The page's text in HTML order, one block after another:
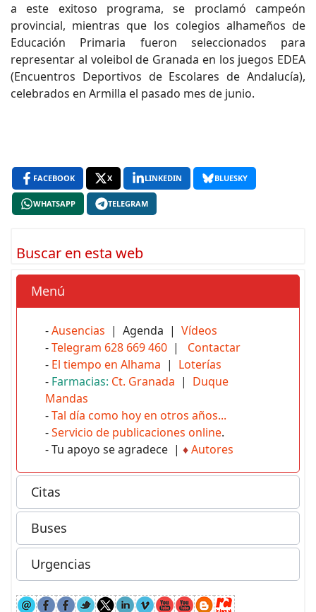
a este exitoso programa, se proclamó campeón
provincial, mientras que los colegios alhameños de
Educación Primaria fueron seleccionados para
representar al voleibol de Granada en los juegos EDEA
(Encuentros Deportivos de Escolares de Andalucía),
celebrados en Armilla el pasado mes de junio.
FACEBOOK X LINKEDIN BLUESKY
WHATSAPP TELEGRAM
Buscar en esta web
Menú
-Ausencias | Agenda | Vídeos
-Telegram 628 669 460 | Contactar
- El tiempo en Alhama | Loterías
- Farmacias: Ct. Granada | Duque
Mandas
-Tal día como hoy en otros años...
-Servicio de publicaciones online.
- Tu apoyo se agradece | ♦Autores
Citas
Buses
Urgencias